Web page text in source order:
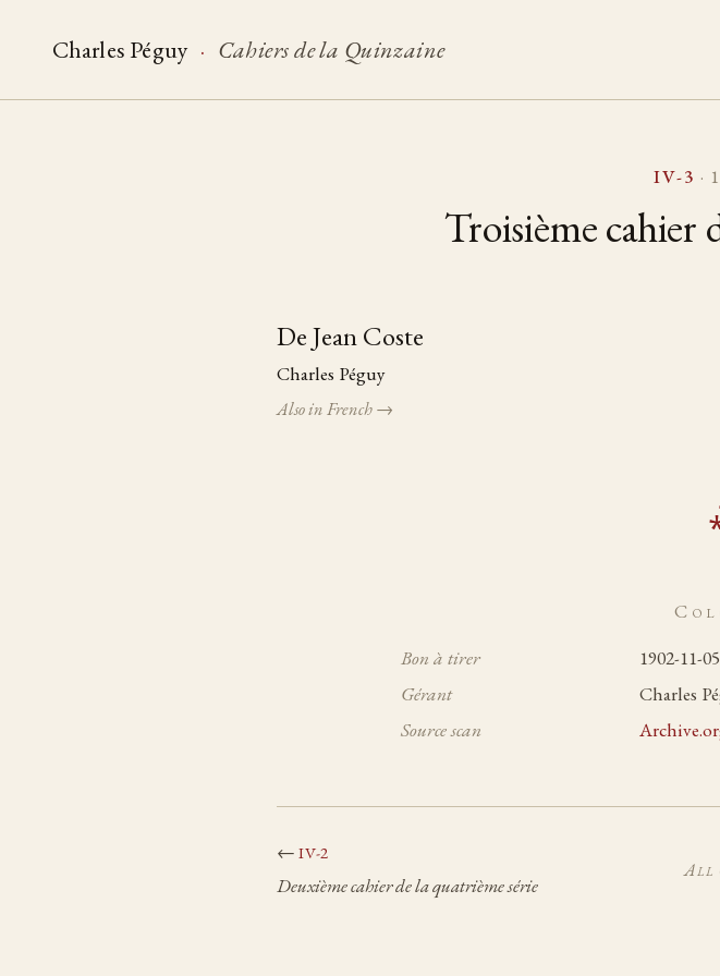
Charles Péguy · Cahiers de la Quinzaine
IV-3 ·
Troisième cahier
Table of pieces
De Jean Coste
Charles Péguy
Also in French →
Bon à tirer
1902-11-05
Gérant
Charles
Source scan
← IV-2
Deuxième cahier de la quatrième série
All